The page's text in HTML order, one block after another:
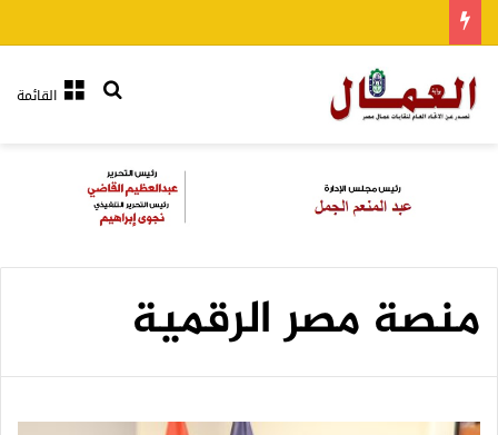
القائمةبحث عن
منصة مصر الرقمية